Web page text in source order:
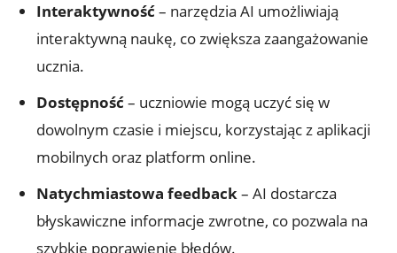
Interaktywność– ‌narzędzia ⁢AI umożliwiają
interaktywną naukę,​ co zwiększa zaangażowanie
ucznia.
Dostępność⁢– uczniowie mogą uczyć się ‍w
dowolnym czasie i ‌miejscu, ​korzystając z aplikacji‌
mobilnych ‍oraz platform online.
Natychmiastowa ‍feedback– AI dostarcza
błyskawiczne⁤ informacje‍ zwrotne,⁤ co pozwala⁢ na
⁣szybkie poprawienie⁤ błędów.